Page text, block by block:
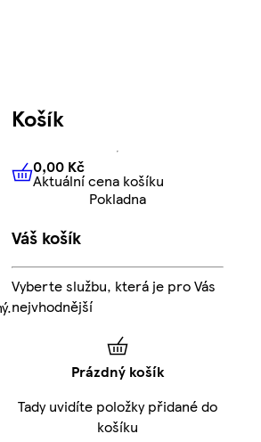
Košík
0,00 KčAktuální cena košíku
0,00 Kč
Aktuální cena košíku
Pokladna
Váš košík
Vyberte službu, která je pro Vás
nejvhodnější
Prázdný košík
Tady uvidíte položky přidané do
košíku